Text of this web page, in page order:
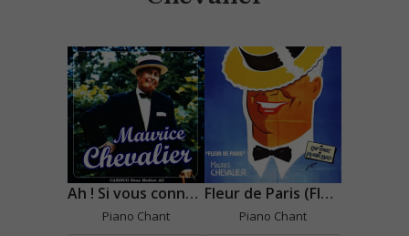
Ah ! Si vous connaissiez ma poule
Piano Chant
Fleur de Paris (Flower Of Paris)
Piano Chant